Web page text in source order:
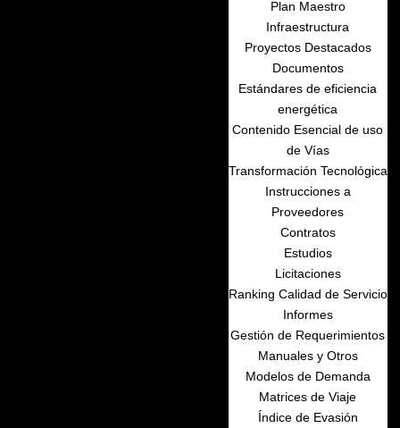
Plan Maestro
Infraestructura
Proyectos Destacados
Documentos
Estándares de eficiencia
energética
Contenido Esencial de uso
de Vías
Transformación Tecnológica
Instrucciones a
Proveedores
Contratos
Estudios
Licitaciones
Ranking Calidad de Servicio
Informes
Gestión de Requerimientos
Manuales y Otros
Modelos de Demanda
Matrices de Viaje
Índice de Evasión